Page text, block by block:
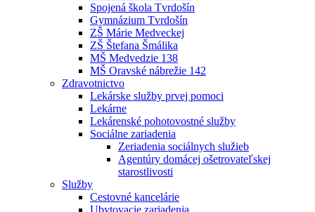
Spojená škola Tvrdošín
Gymnázium Tvrdošín
ZŠ Márie Medveckej
ZŠ Štefana Šmálika
MŠ Medvedzie 138
MŠ Oravské nábrežie 142
Zdravotnictvo
Lekárske služby prvej pomoci
Lekárne
Lekárenské pohotovostné služby
Sociálne zariadenia
Zeriadenia sociálnych služieb
Agentúry domácej ošetrovateľskej
starostlivosti
Služby
Cestovné kancelárie
Ubytovacie zariadenia